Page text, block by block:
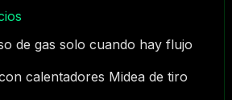
de gas solo cuando hay flujo
calentadores Midea de tiro